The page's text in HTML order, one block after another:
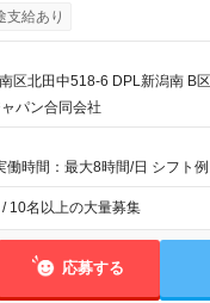
い額の上限あり、手数料無料
支給あり
区北田中518-6 DPL新潟南 B
パン合同会社
時間：最大8時間/日 シフト例
シフトをご確認の上、申請し
10名以上の大量募集
応募する